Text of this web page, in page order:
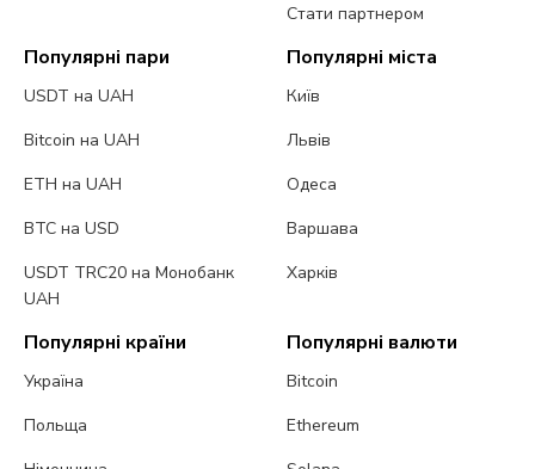
Стати партнером
Популярні пари
USDT на UAH
Bitcoin на UAH
ETH на UAH
BTC на USD
USDT TRC20 на Монобанк
UAH
Популярні міста
Київ
Львів
Одеса
Варшава
Харків
Популярні країни
Україна
Польща
Популярні валюти
Bitcoin
Ethereum